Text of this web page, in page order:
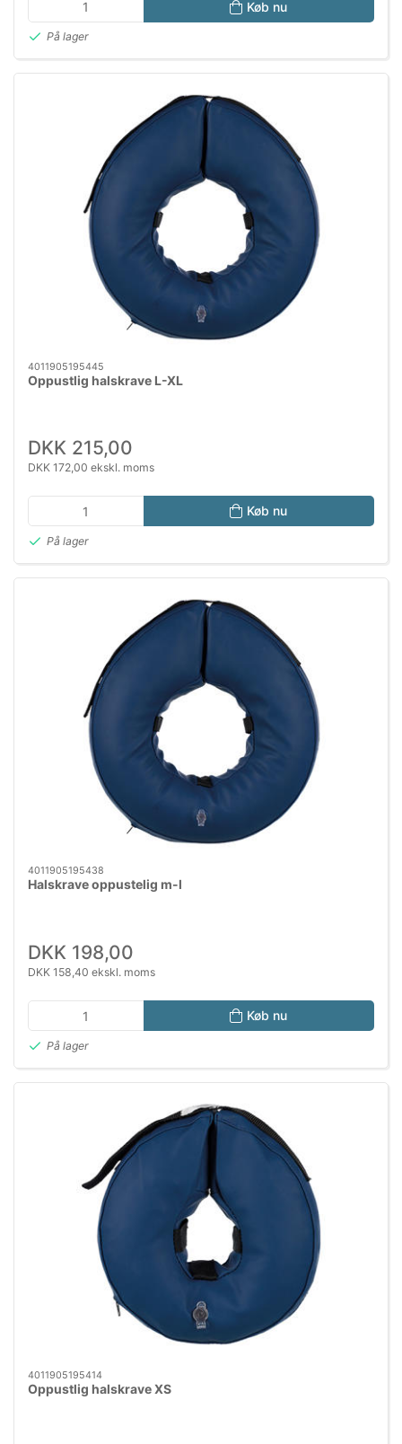
Køb nu
På lager
4011905195445
Oppustlig halskrave L-XL
DKK 215,00
DKK 172,00 ekskl. moms
Køb nu
På lager
4011905195438
Halskrave oppustelig m-l
DKK 198,00
DKK 158,40 ekskl. moms
Køb nu
På lager
4011905195414
Oppustlig halskrave XS